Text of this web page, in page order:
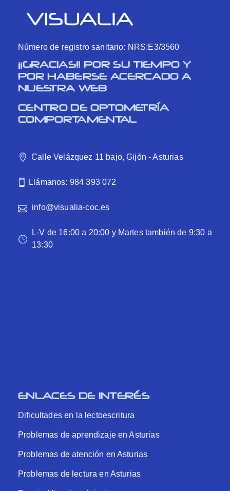
Número de registro sanitario: NRS:E3/3560
¡¡GRACIAS!! POR SU TIEMPO Y
POR HABERSE ACERCADO A
NUESTRA WEB
CENTRO DE OPTOMETRÍA
COMPORTAMENTAL
Calle Velázquez 11 bajo, Gijón - Asturias
Llámanos: 984 393 072
info@visualia-coc.es
L-V de 16:00 a 20:00 y Martes también de 9:30 a
13:30
ENLACES DE INTERÉS
Dificultades en la lectoescritura
Problemas de aprendizaje en Asturias
Problemas de atención en Asturias
Problemas de lectura en Asturias